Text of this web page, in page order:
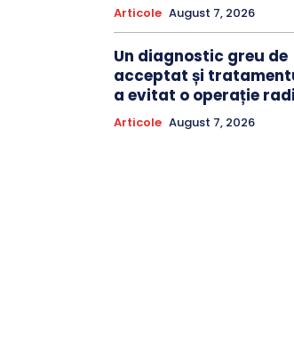
Articole August 7, 2026
Un diagnostic greu de
acceptat și
a evitat o operație
Articole August 7, 2026